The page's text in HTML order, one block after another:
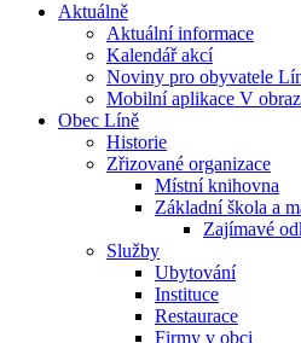
Aktuálně
Aktuální informace
Kalendář akcí
Noviny pro obyvatele
Mobilní aplikace V
Obec Líně
Historie
Zřizované organizace
Místní knihovna
Základní škola a
Zajímavé
Služby
Ubytování
Instituce
Restaurace
Firmy v obci